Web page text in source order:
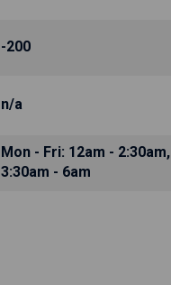
-200
n/a
Mon - Fri: 12am -
3:30am - 6am